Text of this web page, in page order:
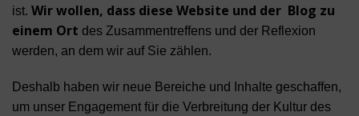
ist. Wir wollen, dass diese Website und der Blog zu
einem Ort des Zusammentreffens und der Reflexion
werden, an dem wir auf Sie zählen.
Deshalb haben wir neue Bereiche und Inhalte geschaffen,
um unser Engagement für die Verbreitung der Kultur des